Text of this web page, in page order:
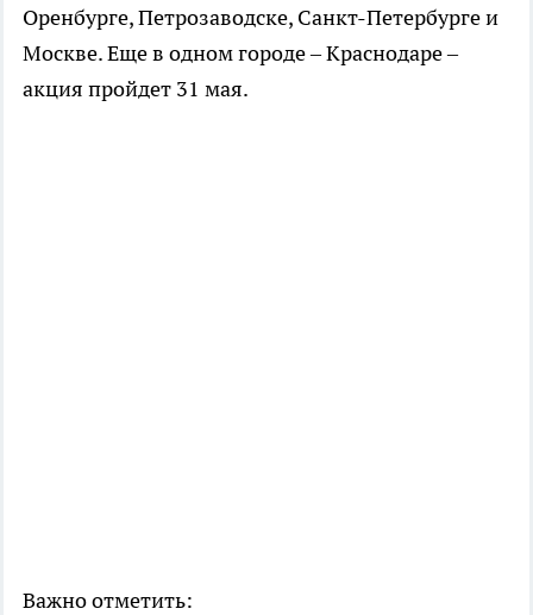
Оренбурге, Петрозаводске, Санкт-Петербурге и
Москве. Еще в одном городе – Краснодаре –
акция пройдет 31 мая.
Важно отметить: